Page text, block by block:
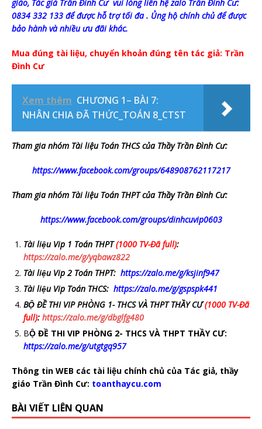
giáo, Tác giả Trần Đình Cư vui lòng liên hệ zalo Trần Đình Cư:
0834 332 133 để được hỗ trợ tối đa . Ủng hộ chính chủ để được
bảo hành và nhiều ưu đãi khác.
Mua đúng tài liệu, chuyển khoản đúng tên tác giả: Trần
Đình Cư
Xem thêm CHƯƠNG 1– BÀI 7:
NHÂN CHIA ĐÃ THỨC_TOÁN 8_CTST
Tham gia nhóm Tài liệu Toán THCS của Thầy Trần Đình Cư:
https://www.facebook.com/groups/648908762117217
Tham gia nhóm Tài liệu Toán THPT của Thầy Trần Đình Cư:
https://www.facebook.com/groups/dinhcuvip0603
Tài liệu Vip 1 Toán THPT(1000 TV-Đã full):
https://zalo.me/g/yqbawz822
Tài liệu Vip 2 Toán THPT: https://zalo.me/g/ksjinf947
Tài liệu Vip Toán THCS: https://zalo.me/g/gspspk441
BỘ ĐỀ THI VIP PHÒNG 1- THCS VÀ THPT THẦY CƯ(1000 TV-Đã
full): https://zalo.me/g/dbglfg480
BỘ ĐỀ THI VIP PHÒNG 2- THCS VÀ THPT THẦY CƯ:
https://zalo.me/g/utgtgq957
Thông tin WEB các tài liệu chính chủ của Tác giả, thầy
giáo Trần Đình Cư: toanthaycu.com
BÀI VIẾT LIÊN QUAN